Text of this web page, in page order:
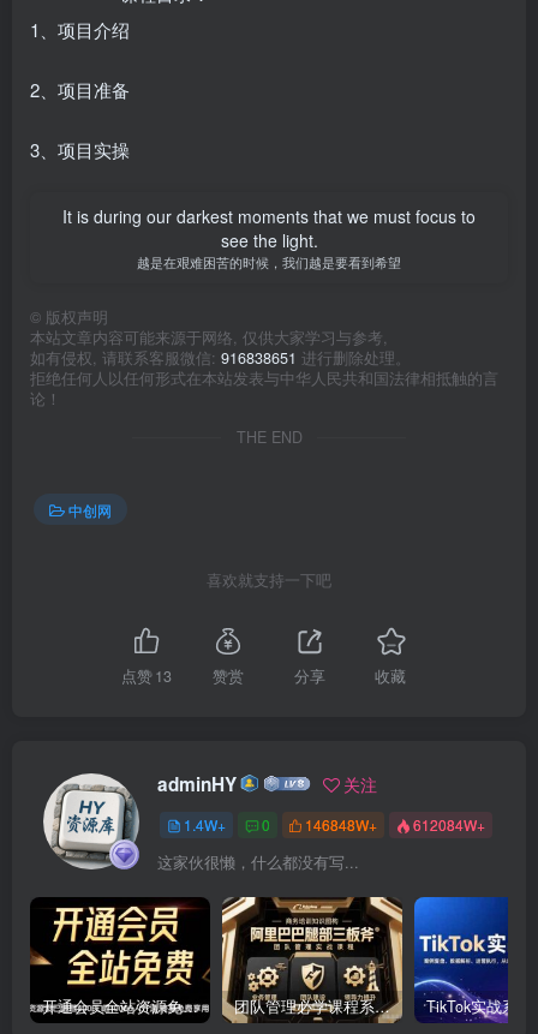
1、项目介绍
2、项目准备
3、项目实操
It is during our darkest moments that we must focus to
see the light.
越是在艰难困苦的时候，我们越是要看到希望
© 版权声明
本站文章内容可能来源于网络, 仅供大家学习与参考,
如有侵权, 请联系客服微信: 916838651 进行删除处理。
拒绝任何人以任何形式在本站发表与中华人民共和国法律相抵触的言
论！
THE END
中创网
喜欢就支持一下吧
点赞13 赞赏 分享 收藏
adminHY 关注
1.4W+ 0 146848W+ 612084W+
这家伙很懒，什么都没有写...
开通会员全站资源免费下载 开通VIP会员 HY资源库 团队管理必学课程系列，阿里巴巴“腿部三板斧”